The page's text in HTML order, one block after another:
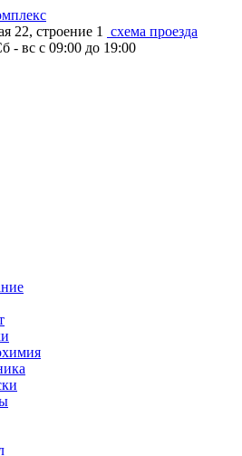
22, строение 1
схема проезда
- вс с 09:00 до 19:00